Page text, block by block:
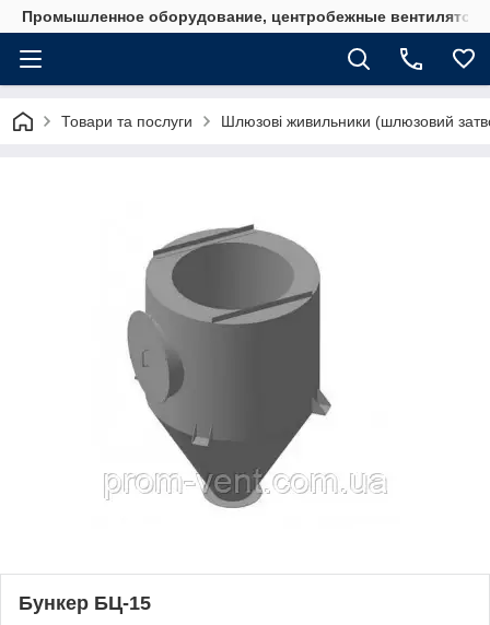
Промышленное оборудование, центробежные
Товари та послуги Шлюзові живильники (шлюзовий
Бункер БЦ-15